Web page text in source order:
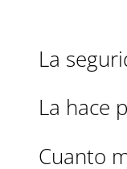
La
La hace
Cuanto